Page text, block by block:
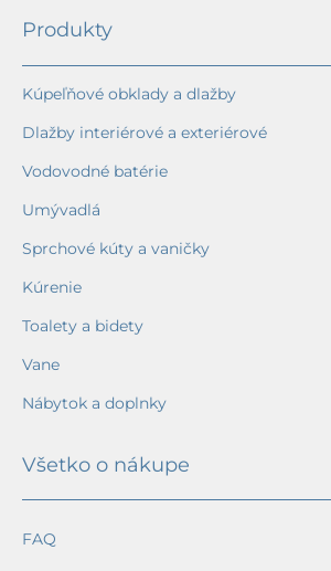
Produkty
Kúpeľňové obklady a dlažby
Dlažby interiérové a exteriérové
Vodovodné batérie
Umývadlá
Sprchové kúty a vaničky
Kúrenie
Toalety a bidety
Vane
Nábytok a doplnky
Všetko o nákupe
FAQ